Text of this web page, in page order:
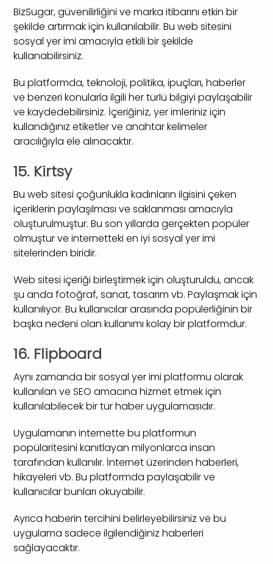
BizSugar, güvenilirliğini ve marka itibarını etkin bir
şekilde artırmak için kullanılabilir. Bu web sitesini
sosyal yer imi amacıyla etkili bir şekilde
kullanabilirsiniz.
Bu platformda, teknoloji, politika, ipuçları, haberler
ve benzeri konularla ilgili her türlü bilgiyi paylaşabilir
ve kaydedebilirsiniz. İçeriğiniz, yer imleriniz için
kullandığınız etiketler ve anahtar kelimeler
aracılığıyla ele alınacaktır.
15. Kirtsy
Bu web sitesi çoğunlukla kadınların ilgisini çeken
içeriklerin paylaşılması ve saklanması amacıyla
oluşturulmuştur. Bu son yıllarda gerçekten popüler
olmuştur ve internetteki en iyi sosyal yer imi
sitelerinden biridir.
Web sitesi içeriği birleştirmek için oluşturuldu, ancak
şu anda fotoğraf, sanat, tasarım vb. Paylaşmak için
kullanılıyor. Bu kullanıcılar arasında popülerliğinin bir
başka nedeni olan kullanımı kolay bir platformdur.
16. Flipboard
Aynı zamanda bir sosyal yer imi platformu olarak
kullanılan ve SEO amacına hizmet etmek için
kullanılabilecek bir tür haber uygulamasıdır.
Uygulamanın internette bu platformun
popülaritesini kanıtlayan milyonlarca insan
tarafından kullanılır. İnternet üzerinden haberleri,
hikayeleri vb. Bu platformda paylaşabilir ve
kullanıcılar bunları okuyabilir.
Ayrıca haberin tercihini belirleyebilirsiniz ve bu
uygulama sadece ilgilendiğiniz haberleri
sağlayacaktır.